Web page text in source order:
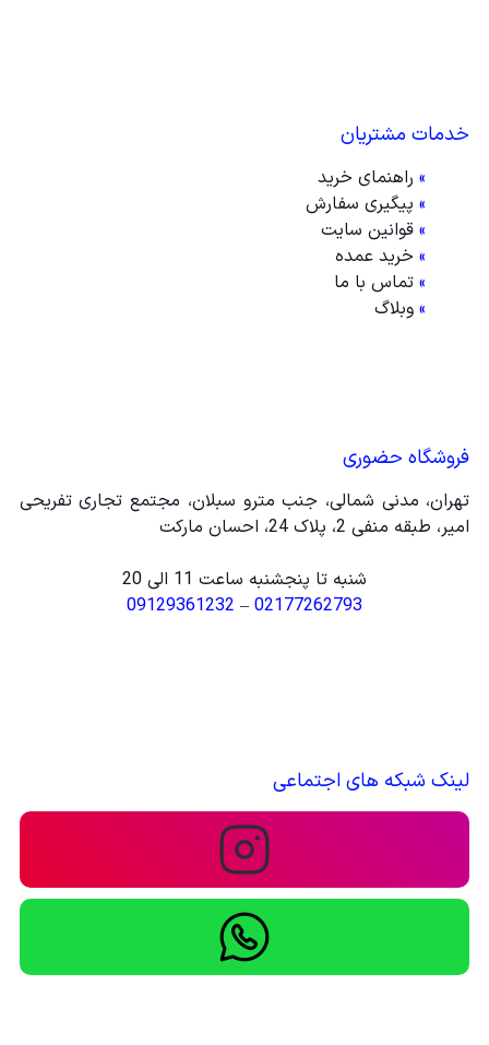
خدمات مشتریان
» راهنمای خرید
» پیگیری سفارش
» قوانین سایت
» خرید عمده
» تماس با ما
» وبلاگ
فروشگاه حضوری
تهران، مدنی شمالی، جنب مترو سبلان، مجتمع تجاری تفریحی
امیر، طبقه منفی 2، پلاک 24، احسان مارکت
شنبه تا پنجشنبه ساعت 11 الی 20
02177262793
–
09129361232
لینک شبکه های اجتماعی